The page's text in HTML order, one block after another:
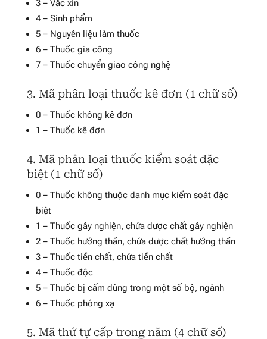
3 – Vắc xin
4 – Sinh phẩm
5 – Nguyên liệu làm thuốc
6 – Thuốc gia công
7 – Thuốc chuyển giao công nghệ
3. Mã phân loại thuốc kê đơn (1 chữ số)
0 – Thuốc không kê đơn
1 – Thuốc kê đơn
4. Mã phân loại thuốc kiểm soát đặc
biệt (1 chữ số)
0 – Thuốc không thuộc danh mục kiểm soát đặc
biệt
1 – Thuốc gây nghiện, chứa dược chất gây nghiện
2 – Thuốc hướng thần, chứa dược chất hướng thần
3 – Thuốc tiền chất, chứa tiền chất
4 – Thuốc độc
5 – Thuốc bị cấm dùng trong một số bộ, ngành
6 – Thuốc phóng xạ
5. Mã thứ tự cấp trong năm (4 chữ số)